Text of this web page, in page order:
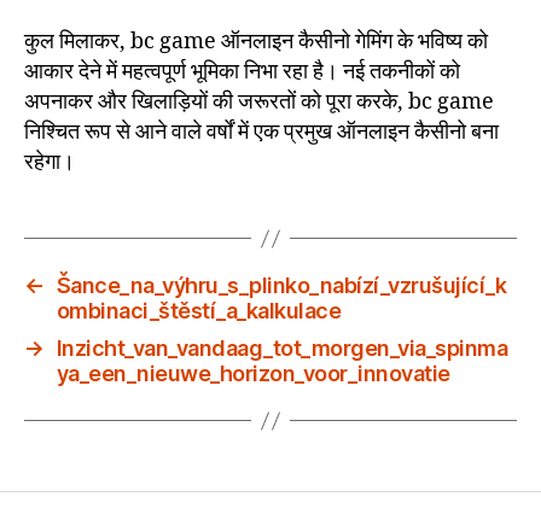
कुल मिलाकर, bc game ऑनलाइन कैसीनो गेमिंग के भविष्य को
आकार देने में महत्वपूर्ण भूमिका निभा रहा है। नई तकनीकों को
अपनाकर और खिलाड़ियों की जरूरतों को पूरा करके, bc game
निश्चित रूप से आने वाले वर्षों में एक प्रमुख ऑनलाइन कैसीनो बना
रहेगा।
← Šance_na_výhru_s_plinko_nabízí_vzrušující_k
ombinaci_štěstí_a_kalkulace
→
Inzicht_van_vandaag_tot_morgen_via_spinma
ya_een_nieuwe_horizon_voor_innovatie